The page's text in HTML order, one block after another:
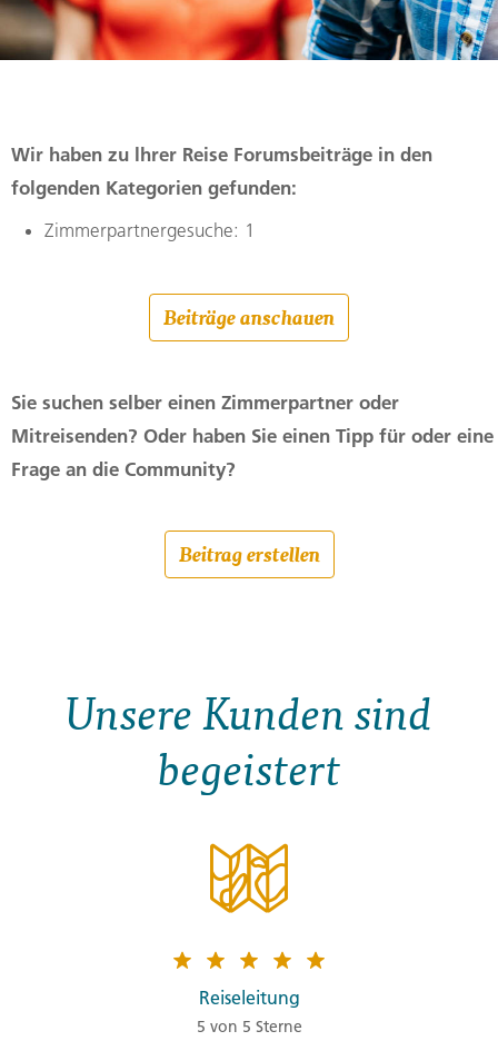
Wir haben zu lhrer Reise Forumsbeiträge in den
folgenden Kategorien gefunden:
Zimmerpartnergesuche: 1
Beiträge anschauen
Sie suchen selber einen Zimmerpartner oder
Mitreisenden? Oder haben Sie einen Tipp für oder eine
Frage an die Community?
Beitrag erstellen
Unsere Kunden sind
begeistert
Reiseleitung
5 von 5 Sterne